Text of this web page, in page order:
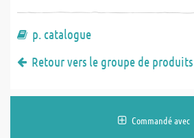
p. catalogue
Retour vers le groupe de produits
Commandé avec